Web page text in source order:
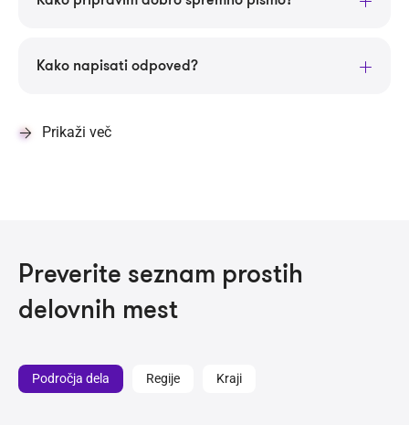
Kako napisati odpoved?
Prikaži več
Preverite seznam prostih
delovnih mest
Področja dela Regije Kraji